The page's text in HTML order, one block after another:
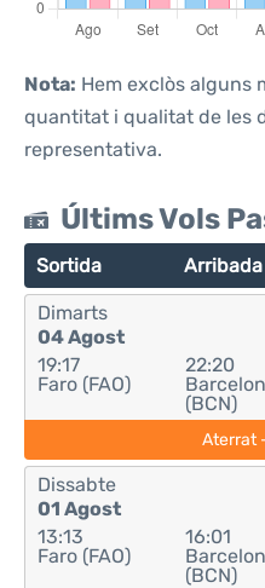
Nota: Hem exclòs alguns
quantitat i qualitat de les
representativa.
Últims Vols
Sortida Arribada
Dimarts
04 Agost
19:17
Faro (FAO)
22:20
(BCN)
Aterrat
Dissabte
01 Agost
13:13
Faro (FAO)
16:01
(BCN)